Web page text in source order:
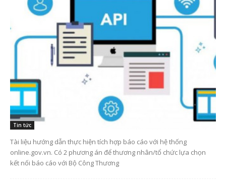
Tin tức
Tài liệu hướng dẫn thực hiện tích hợp báo cáo với hệ thống
online.gov.vn. Có 2 phương án để thương nhân/tổ chức lựa chọn
kết nối báo cáo với Bộ Công Thương